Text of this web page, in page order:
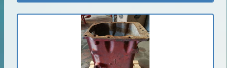
Contáctenos